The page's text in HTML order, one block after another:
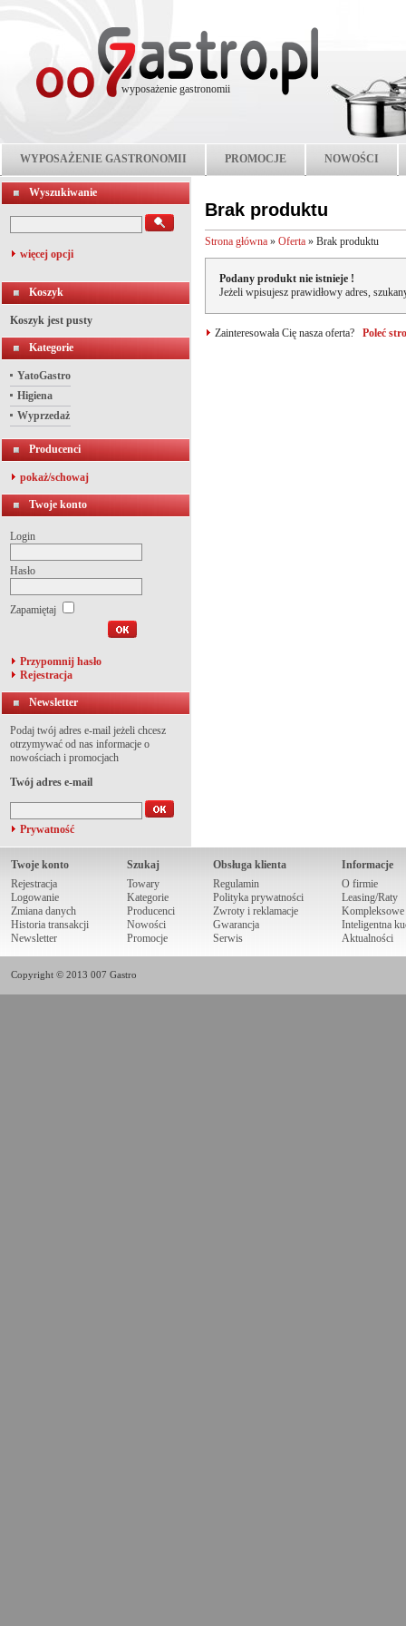
wyposażenie gastronomii
WYPOSAŻENIE GASTRONOMII PROMOCJE NOWOŚCI
Wyszukiwanie
więcej opcji
Koszyk
Koszyk jest pusty
Kategorie
YatoGastro
Higiena
Wyprzedaż
Producenci
pokaż/schowaj
Twoje konto
Login
Hasło
Zapamiętaj
Przypomnij hasło
Rejestracja
Newsletter
Podaj twój adres e-mail jeżeli chcesz
otrzymywać od nas informacje o
nowościach i promocjach
Twój adres e-mail
Prywatność
Brak produktu
Strona główna » Oferta » Brak produktu
Podany produkt nie istnieje !
Jeżeli wpisujesz prawidłowy adres,
Zainteresowała Cię nasza oferta? Poleć
Twoje konto
Rejestracja
Logowanie
Zmiana danych
Historia transakcji
Newsletter
Szukaj
Towary
Kategorie
Producenci
Nowości
Promocje
Obsługa klienta
Regulamin
Polityka prywatności
Zwroty i reklamacje
Gwarancja
Serwis
Informacje
O firmie
Leasing/Raty
Kompleksowe
Inteligentna
Aktualności
Copyright © 2013 007 Gastro